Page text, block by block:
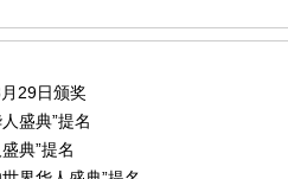
29日颁奖
盛典”提名
典”提名